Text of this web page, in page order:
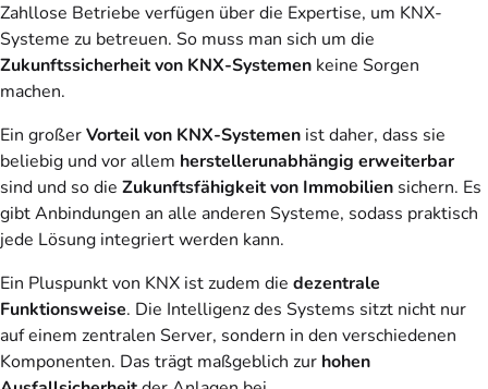
Zahllose Betriebe verfügen über die Expertise, um KNX-
Systeme zu betreuen. So muss man sich um die
Zukunftssicherheit von KNX-Systemen keine Sorgen
machen.
Ein großerVorteil von KNX-Systemen ist daher, dass sie
beliebig und vor allem herstellerunabhängig erweiterbar
sind und so die Zukunftsfähigkeitvon Immobilien sichern. Es
gibt Anbindungen an alle anderen Systeme, sodass praktisch
jede Lösung integriert werden kann.
Ein Pluspunkt von KNX ist zudem die dezentrale
Funktionsweise. Die Intelligenz des Systems sitzt nicht nur
auf einem zentralen Server, sondern in den verschiedenen
Komponenten. Das trägt maßgeblich zur hohen